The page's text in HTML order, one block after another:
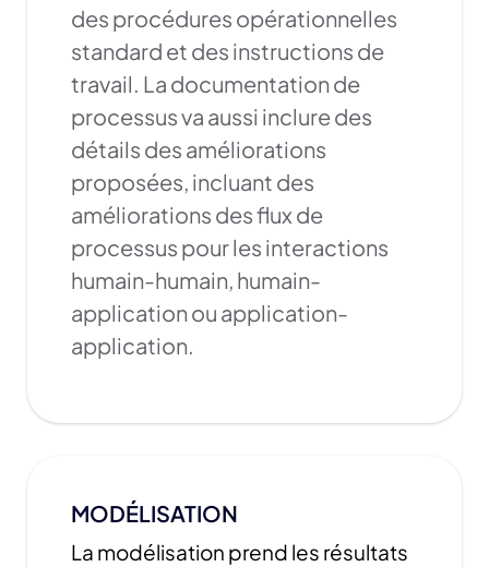
des procédures opérationnelles
standard et des instructions de
travail. La documentation de
processus va aussi inclure des
détails des améliorations
proposées, incluant des
améliorations des flux de
processus pour les interactions
humain-humain, humain-
application ou application-
application.
MODÉLISATION
La modélisation prend les résultats